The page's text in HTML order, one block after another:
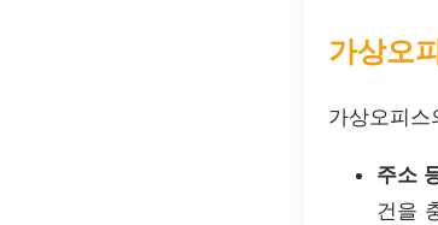
가상오
가상오피
주소
건을